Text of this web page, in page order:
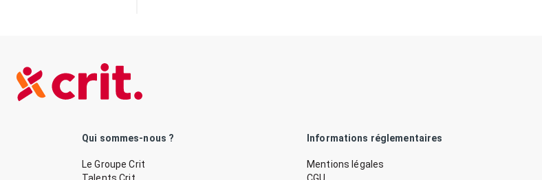
Qui sommes-nous ?
Le Groupe Crit
Informations réglementaires
Mentions légales